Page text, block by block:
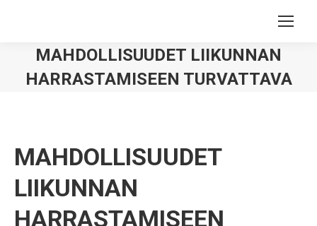
MAHDOLLISUUDET LIIKUNNAN
HARRASTAMISEEN TURVATTAVA
MAHDOLLISUUDET
LIIKUNNAN
HARRASTAMISEEN